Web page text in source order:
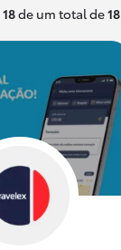
18de um total de18